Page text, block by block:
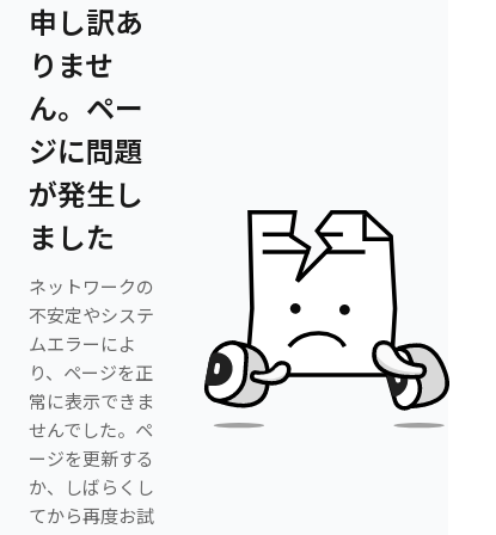
申し訳あ
りませ
ん。ペー
ジに問題
が発生し
ました
ネットワークの
不安定やシステ
ムエラーによ
り、ページを正
常に表示できま
せんでした。ペ
ージを更新する
か、しばらくし
てから再度お試